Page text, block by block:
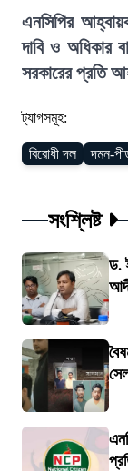
এনসিপির
দাবি ও অধিকার
সরকারের প্রতি
ট্যাগসমূহ:
বিরোধী দল দমন-
সংশ্লিষ্ট
ড.